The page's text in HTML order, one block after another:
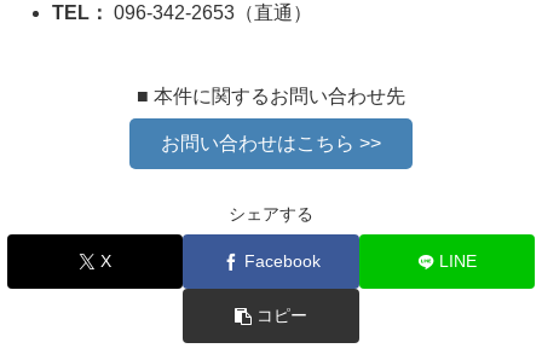
TEL： 096-342-2653（直通）
■ 本件に関するお問い合わせ先
お問い合わせはこちら >>
シェアする
X Facebook LINE
コピー